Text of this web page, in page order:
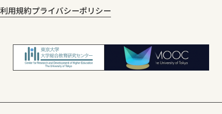
利用規約プライバシーポリシー